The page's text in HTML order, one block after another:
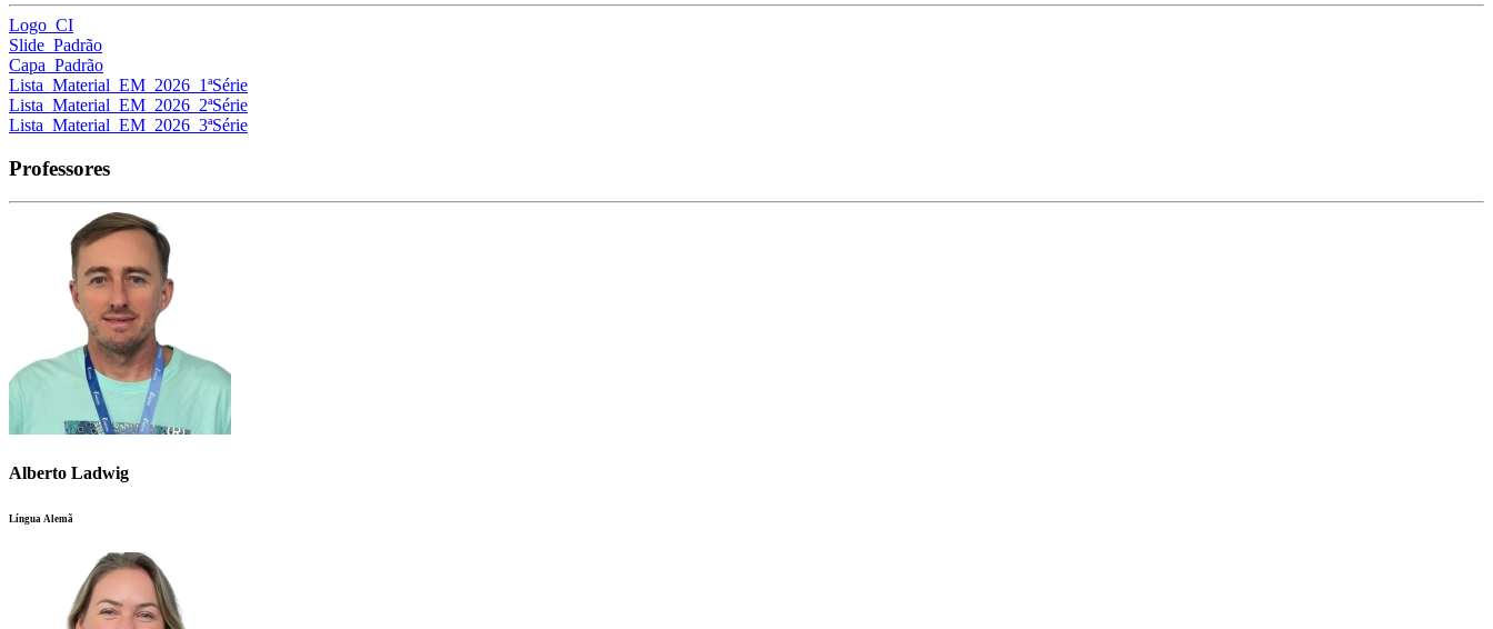
Logo_CI
Slide_Padrão
Capa_Padrão
Lista_Material_EM_2026_1ªSérie
Lista_Material_EM_2026_2ªSérie
Lista_Material_EM_2026_3ªSérie
Professores
Alberto Ladwig
Língua Alemã